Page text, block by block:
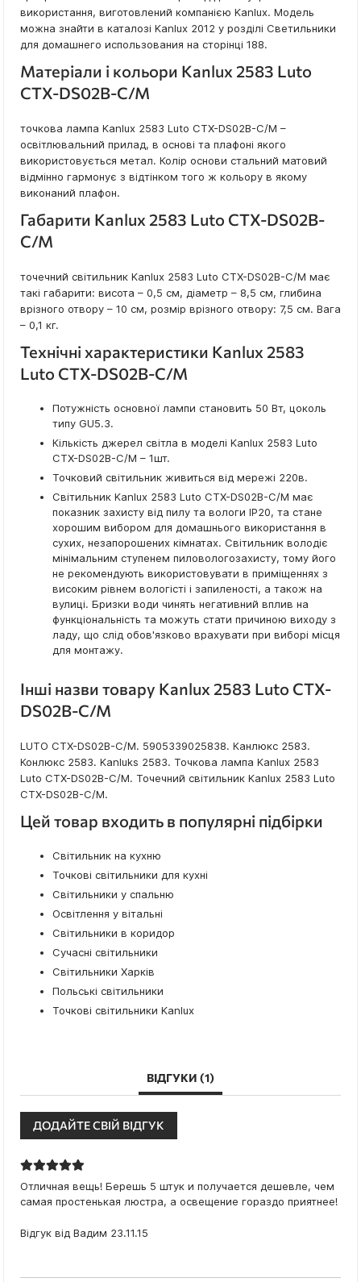
використання, виготовлений компанією Kanlux. Модель
можна знайти в каталозі Kanlux 2012 у розділі Светильники
для домашнего использования на сторінці 188.
Матеріали і кольори Kanlux 2583 Luto
CTX-DS02B-C/M
точкова лампа Kanlux 2583 Luto CTX-DS02B-C/M –
освітлювальний прилад, в основі та плафоні якого
використовується метал. Колір основи стальний матовий
відмінно гармонує з відтінком того ж кольору в якому
виконаний плафон.
Габарити Kanlux 2583 Luto CTX-DS02B-
C/M
точечний світильник Kanlux 2583 Luto CTX-DS02B-C/M має
такі габарити: висота – 0,5 см, діаметр – 8,5 см, глибина
врізного отвору – 10 см, розмір врізного отвору: 7,5 см. Вага
– 0,1 кг.
Технічні характеристики Kanlux 2583
Luto CTX-DS02B-C/M
Потужність основної лампи становить 50 Вт, цоколь
типу GU5.3.
Кількість джерел світла в моделі Kanlux 2583 Luto
CTX-DS02B-C/M – 1шт.
Точковий світильник живиться від мережі 220в.
Світильник Kanlux 2583 Luto CTX-DS02B-C/M має
показник захисту від пилу та вологи IP20, та стане
хорошим вибором для домашнього використання в
сухих, незапорошених кімнатах. Світильник володіє
мінімальним ступенем пиловологозахисту, тому його
не рекомендують використовувати в приміщеннях з
високим рівнем вологісті і запиленості, а також на
вулиці. Бризки води чинять негативний вплив на
функціональність та можуть стати причиною виходу з
ладу, що слід обов'язково врахувати при виборі місця
для монтажу.
Інші назви товару Kanlux 2583 Luto CTX-
DS02B-C/M
LUTO CTX-DS02B-C/M. 5905339025838. Канлюкс 2583.
Конлюкс 2583. Kanluks 2583. Точкова лампа Kanlux 2583
Luto CTX-DS02B-C/M. Точечний світильник Kanlux 2583 Luto
CTX-DS02B-C/M.
Цей товар входить в популярні підбірки
Світильник на кухню
Точкові світильники для кухні
Світильники у спальню
Освітлення у вітальні
Світильники в коридор
Сучасні світильники
Світильники Харків
Польські світильники
Точкові світильники Kanlux
ВІДГУКИ 1
ДОДАЙТЕ СВІЙ ВІДГУК
Отличная вещь! Берешь 5 штук и получается дешевле, чем
самая простенькая люстра, а освещение гораздо приятнее!
Відгук від Вадим Опубліковано
23.11.15